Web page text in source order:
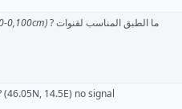
0,100cm)? ما الطبق المناسب لقنوات
(46.05N, 14.5E) no signal